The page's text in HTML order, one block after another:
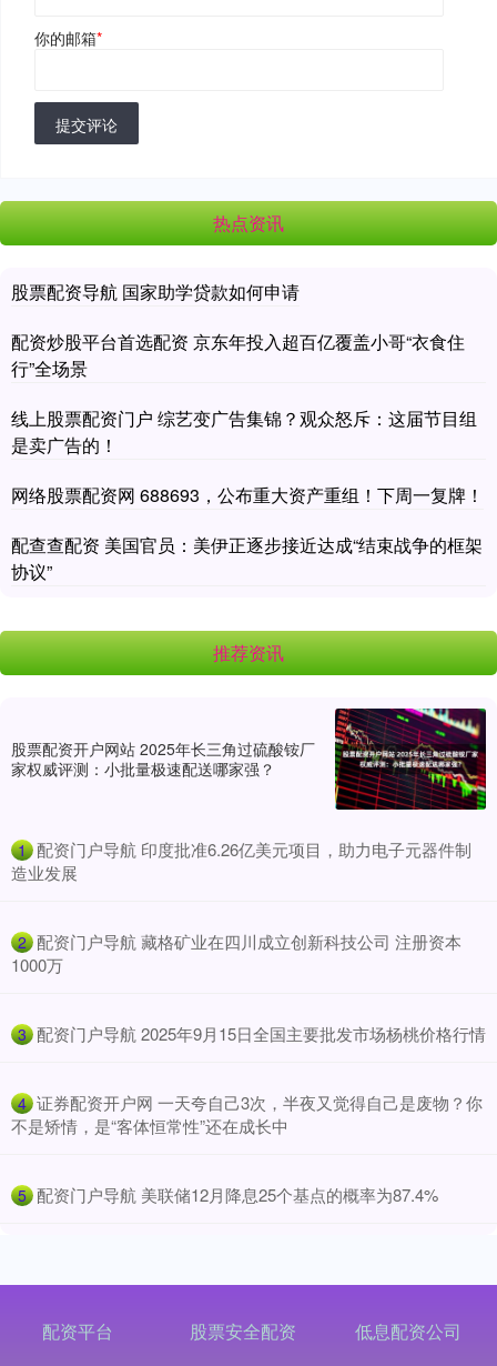
你的邮箱*
提交评论
热点资讯
股票配资导航 国家助学贷款如何申请
配资炒股平台首选配资 京东年投入超百亿覆盖小哥“衣食住
行”全场景
线上股票配资门户 综艺变广告集锦？观众怒斥：这届节目组
是卖广告的！
网络股票配资网 688693，公布重大资产重组！下周一复牌！
配查查配资 美国官员：美伊正逐步接近达成“结束战争的框架
协议”
推荐资讯
股票配资开户网站 2025年长三角过硫酸铵厂
家权威评测：小批量极速配送哪家强？
1 ​配资门户导航 印度批准6.26亿美元项目，助力电子元器件制
造业发展
2 ​配资门户导航 藏格矿业在四川成立创新科技公司 注册资本
1000万
3 ​配资门户导航 2025年9月15日全国主要批发市场杨桃价格行情
4 ​证券配资开户网 一天夸自己3次，半夜又觉得自己是废物？你
不是矫情，是“客体恒常性”还在成长中
5 ​配资门户导航 美联储12月降息25个基点的概率为87.4%
配资平台 股票安全配资 低息配资公司